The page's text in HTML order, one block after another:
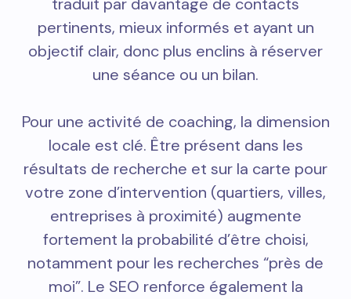
pertinents, mieux informés et ayant un
objectif clair, donc plus enclins à réserver
une séance ou un bilan.
Pour une activité de coaching, la dimension
locale est clé. Être présent dans les
résultats de recherche et sur la carte pour
votre zone d’intervention (quartiers, villes,
entreprises à proximité) augmente
fortement la probabilité d’être choisi,
notamment pour les recherches “près de
moi”. Le SEO renforce également la